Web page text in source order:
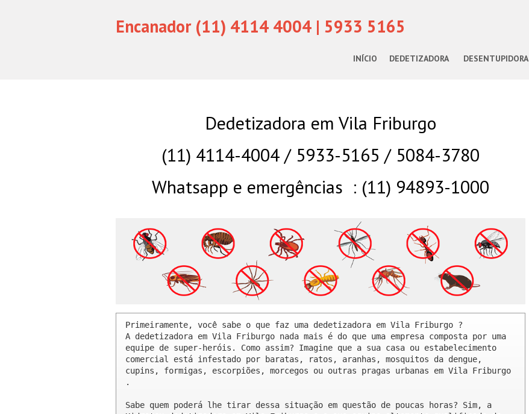
Encanador (11) 4114 4004 | 5933 5165
INÍCIO DEDETIZADORA DESENTUPIDORA
Dedetizadora em Vila Friburgo
(11) 4114-4004 / 5933-5165 / 5084-3780
Whatsapp e emergências : (11) 94893-1000
Primeiramente, você sabe o que faz uma dedetizadora em Vila Friburgo ?
A dedetizadora em Vila Friburgo nada mais é do que uma empresa composta por uma
equipe de super-heróis. Como assim? Imagine que a sua casa ou estabelecimento
comercial está infestado por baratas, ratos, aranhas, mosquitos da dengue,
cupins, formigas, escorpiões, morcegos ou outras pragas urbanas em Vila Friburgo
.
Sabe quem poderá lhe tirar dessa situação em questão de poucas horas? Sim, a